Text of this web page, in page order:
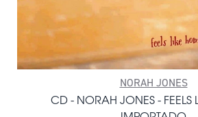
NORAH JONES
CD - NORAH JONES - FEELS